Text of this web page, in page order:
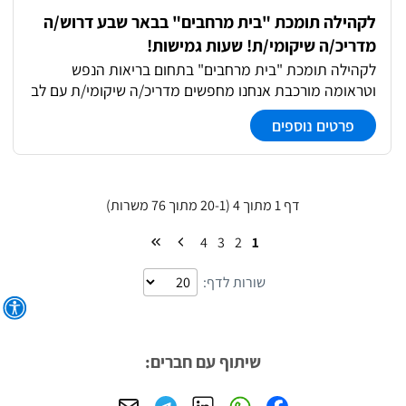
לקהילה תומכת "בית מרחבים" בבאר שבע דרוש/ה
מדריכ/ה שיקומי/ת! שעות גמישות!
לקהילה תומכת "בית מרחבים" בתחום בריאות הנפש
וטראומה מורכבת אנחנו מחפשים מדריכ/ה שיקומי/ת עם לב
ענק בבאר שבע! במסגרת התפקיד: ליווי פרטני של הדיירים
בקהילה ובכל תחומי החיים דיירים שמתמודדים בתחום
בריאות הנפש וטראומה מורכבת עבודה בצוות מוביל ומקצועי
מלגה לתואר טיפולי למתאימים קידום והתפתחות אצלנו
בחברה המלצה חמה לתואר שני ועוד!
פרטים נוספים
דף 1 מתוך 4 (20-1 מתוך 76 משרות)
1
2
3
4
שורות לדף:
שיתוף עם חברים: